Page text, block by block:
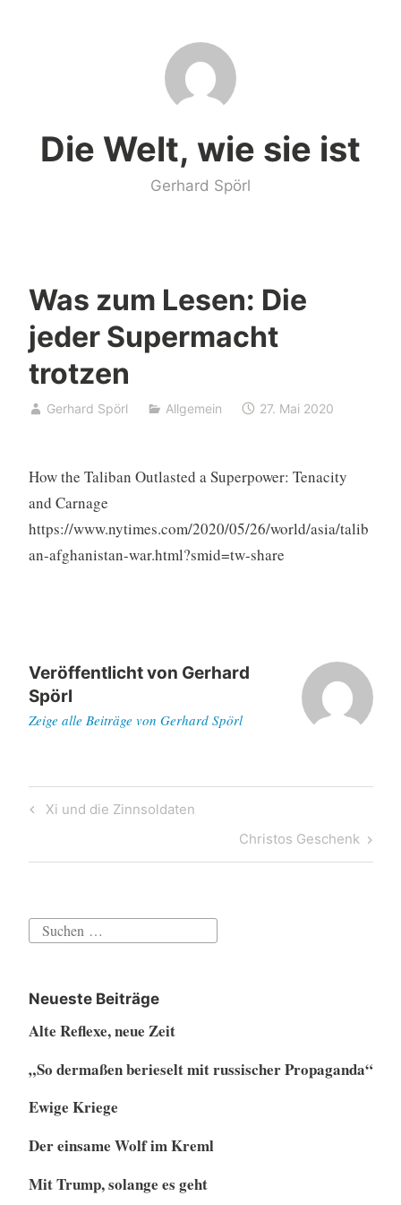
Die Welt, wie sie ist
Gerhard Spörl
Was zum Lesen: Die
jeder Supermacht
trotzen
Gerhard Spörl Allgemein 27. Mai 2020
How the Taliban Outlasted a Superpower: Tenacity
and Carnage
https://www.nytimes.com/2020/05/26/world/asia/talib
an-afghanistan-war.html?smid=tw-share
Veröffentlicht von Gerhard
Spörl
Zeige alle Beiträge von Gerhard Spörl
Beitragsnavigation
Previous
Xi und die Zinnsoldaten
Next
Post
Christos Geschenk
Suchen
Neueste Beiträge
Alte Reflexe, neue Zeit
„So dermaßen berieselt mit russischer Propaganda“
Ewige Kriege
Der einsame Wolf im Kreml
Mit Trump, solange es geht